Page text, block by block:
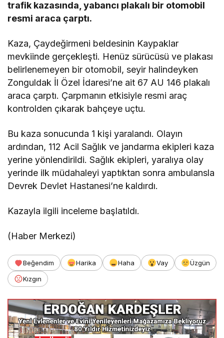
trafik kazasında, yabancı plakalı bir otomobil
resmi araca çarptı.
Kaza, Çaydeğirmeni beldesinin Kaypaklar
mevkiinde gerçekleşti. Henüz sürücüsü ve plakası
belirlenemeyen bir otomobil, seyir halindeyken
Zonguldak İl Özel İdaresi’ne ait 67 AU 146 plakalı
araca çarptı. Çarpmanın etkisiyle resmi araç
kontrolden çıkarak bahçeye uçtu.
Bu kaza sonucunda 1 kişi yaralandı. Olayın
ardından, 112 Acil Sağlık ve jandarma ekipleri kaza
yerine yönlendirildi. Sağlık ekipleri, yaralıya olay
yerinde ilk müdahaleyi yaptıktan sonra ambulansla
Devrek Devlet Hastanesi’ne kaldırdı.
Kazayla ilgili inceleme başlatıldı.
(Haber Merkezi)
Beğendim Harika Haha Vay
Üzgün
Kızgın